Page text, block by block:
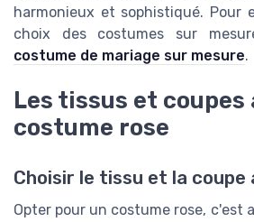
harmonieux et sophistiqué. Pour
choix des costumes sur
costume de mariage sur mesure.
Les tissus et coupes
costume rose
Choisir le tissu et la coupe
Opter pour un costume rose, c'est